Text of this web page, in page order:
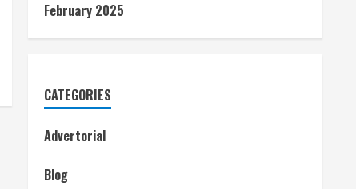
February 2025
CATEGORIES
Advertorial
Blog